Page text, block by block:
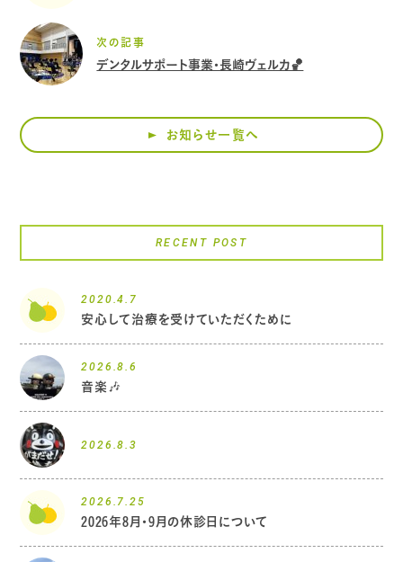
次の記事
デンタルサポート事業・長崎ヴェルカ🏀
お知らせ一覧へ
RECENT POST
2020.4.7
安心して治療を受けていただくために
2026.8.6
音楽🎶
2026.8.3
2026.7.25
2026年8月・9月の休診日について